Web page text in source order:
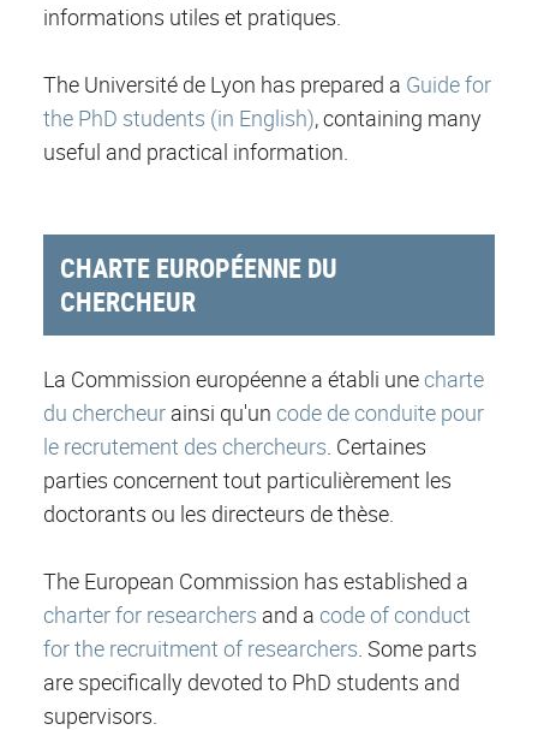
informations utiles et pratiques.
The Université de Lyon has prepared a Guide for
the PhD students (in English), containing many
useful and practical information.
CHARTE EUROPÉENNE DU
CHERCHEUR
La Commission européenne a établi unecharte
du chercheur ainsi qu'un code de conduite pour
le recrutement des chercheurs . Certaines
parties concernent tout particulièrement les
doctorants ou les directeurs de thèse.
The European Commission has established a
charter for researchers and a code of conduct
for the recruitment of researchers . Some parts
are specifically devoted to PhD students and
supervisors.